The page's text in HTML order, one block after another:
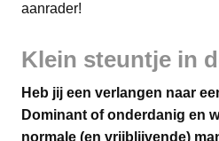
aanrader!
Klein steuntje in
Heb jij een verlangen naar
Dominant of onderdanig en
normale (en vrijblijvende)